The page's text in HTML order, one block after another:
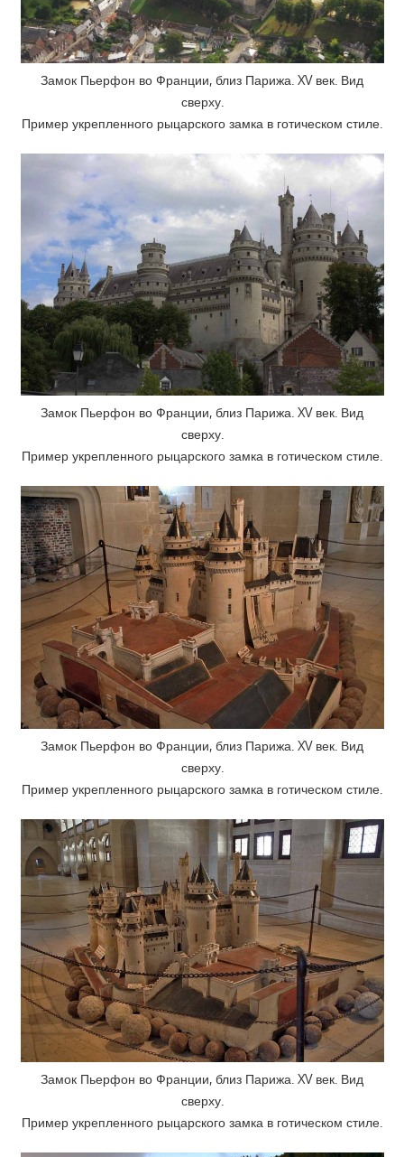
Замок Пьерфон во Франции, близ Парижа. XV век. Вид
сверху.
Пример укрепленного рыцарского замка в готическом стиле.
Замок Пьерфон во Франции, близ Парижа. XV век. Вид
сверху.
Пример укрепленного рыцарского замка в готическом стиле.
Замок Пьерфон во Франции, близ Парижа. XV век. Вид
сверху.
Пример укрепленного рыцарского замка в готическом стиле.
Замок Пьерфон во Франции, близ Парижа. XV век. Вид
сверху.
Пример укрепленного рыцарского замка в готическом стиле.